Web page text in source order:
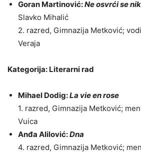
Goran Martinović:Ne osvrći se
Slavko Mihalić
2. razred, Gimnazija Metković;
Veraja
Kategorija: Literarni rad
Mihael Dodig:La vie en rose
1. razred, Gimnazija Metković;
Vuica
Anđa Alilović:Dna
4. razred, Gimnazija Metković;